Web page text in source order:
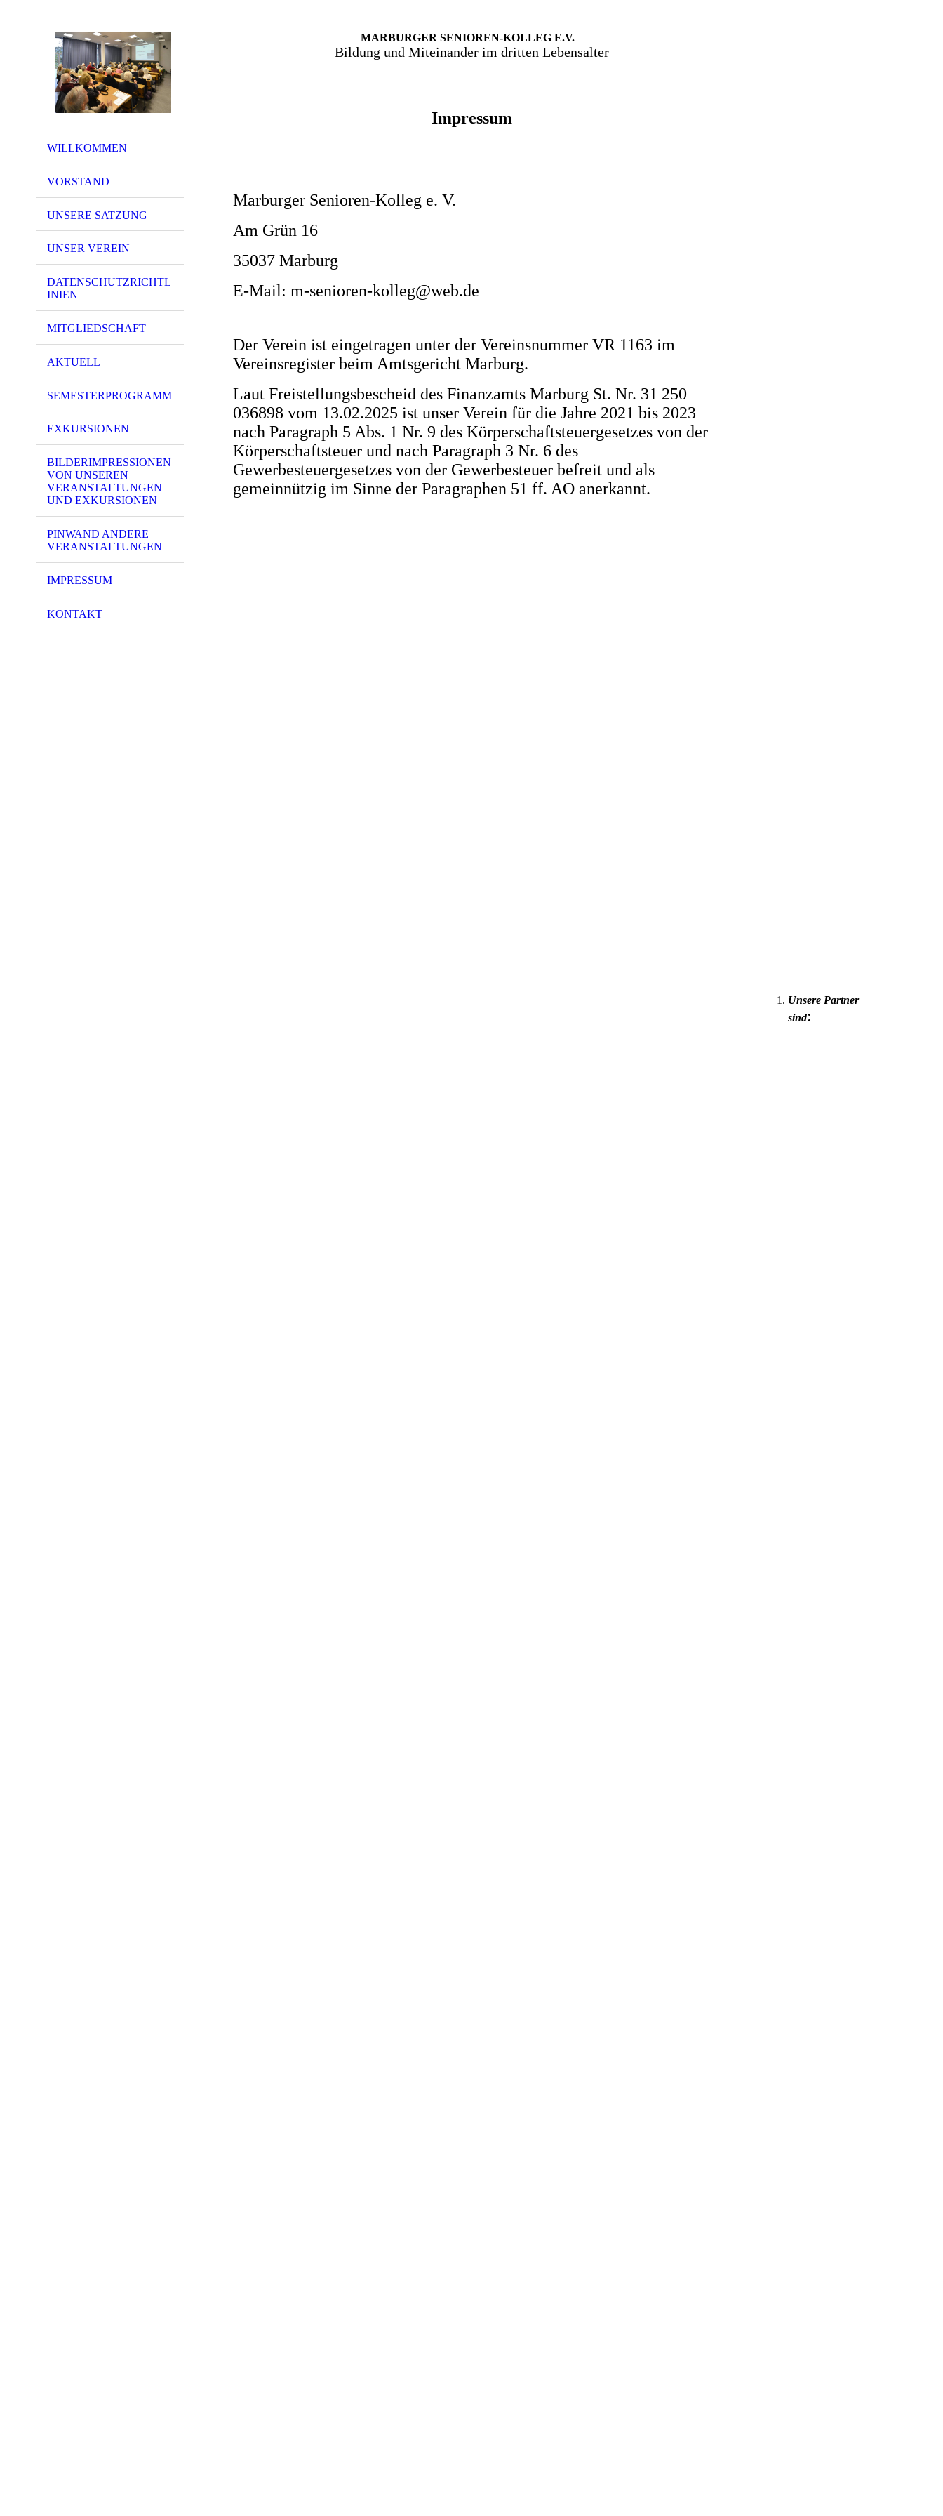
WILLKOMMEN
VORSTAND
UNSERE SATZUNG
UNSER VEREIN
DATENSCHUTZRICHTL
INIEN
MITGLIEDSCHAFT
AKTUELL
SEMESTERPROGRAMM
EXKURSIONEN
BILDERIMPRESSIONEN
VON UNSEREN
VERANSTALTUNGEN
UND EXKURSIONEN
PINWAND ANDERE
VERANSTALTUNGEN
IMPRESSUM
KONTAKT
MARBURGER SENIOREN-KOLLEG E.V.
Bildung und Miteinander im dritten Lebensalter
Impressum
Marburger Senioren-Kolleg e. V.
Am Grün 16
35037 Marburg
E-Mail: m-senioren-kolleg@web.de
Der Verein ist eingetragen unter der Vereinsnummer VR 1163 im
Vereinsregister beim Amtsgericht Marburg.
Laut Freistellungsbescheid des Finanzamts Marburg St. Nr. 31 250
036898 vom 13.02.2025 ist unser Verein für die Jahre 2021 bis 2023
nach Paragraph 5 Abs. 1 Nr. 9 des Körperschaftsteuergesetzes von der
Körperschaftsteuer und nach Paragraph 3 Nr. 6 des
Gewerbesteuergesetzes von der Gewerbesteuer befreit und als
gemeinnützig im Sinne der Paragraphen 51 ff. AO anerkannt.
Unsere Partner
sind: